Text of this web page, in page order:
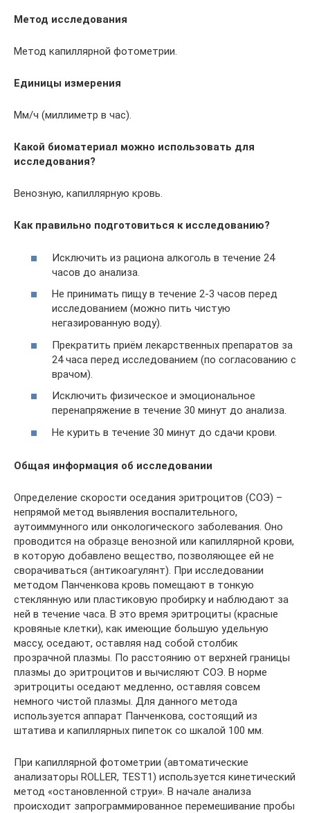
Метод исследования
Метод капиллярной фотометрии.
Единицы измерения
Мм/ч (миллиметр в час).
Какой биоматериал можно использовать для
исследования?
Венозную, капиллярную кровь.
Как правильно подготовиться к исследованию?
Исключить из рациона алкоголь в течение 24
часов до анализа.
Не принимать пищу в течение 2-3 часов перед
исследованием (можно пить чистую
негазированную воду).
Прекратить приём лекарственных препаратов за
24 часа перед исследованием (по согласованию с
врачом).
Исключить физическое и эмоциональное
перенапряжение в течение 30 минут до анализа.
Не курить в течение 30 минут до сдачи крови.
Общая информация об исследовании
Определение скорости оседания эритроцитов (СОЭ) –
непрямой метод выявления воспалительного,
аутоиммунного или онкологического заболевания. Оно
проводится на образце венозной или капиллярной крови,
в которую добавлено вещество, позволяющее ей не
сворачиваться (антикоагулянт). При исследовании
методом Панченкова кровь помещают в тонкую
стеклянную или пластиковую пробирку и наблюдают за
ней в течение часа. В это время эритроциты (красные
кровяные клетки), как имеющие большую удельную
массу, оседают, оставляя над собой столбик
прозрачной плазмы. По расстоянию от верхней границы
плазмы до эритроцитов и вычисляют СОЭ. В норме
эритроциты оседают медленно, оставляя совсем
немного чистой плазмы. Для данного метода
используется аппарат Панченкова, состоящий из
штатива и капиллярных пипеток со шкалой 100 мм.
При капиллярной фотометрии (автоматические
анализаторы ROLLER, TEST1) используется кинетический
метод «остановленной струи». В начале анализа
происходит запрограммированное перемешивание пробы